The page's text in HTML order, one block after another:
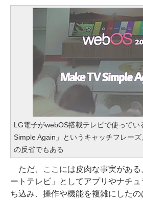
LG電子がwebOS搭載テレビで使ってい
Simple Again」というキャッチフレー
の反省でもある
ただ、ここには皮肉な事実がある
ートテレビ」としてアプリやナチ
ち込み、操作や機能を複雑にしたの